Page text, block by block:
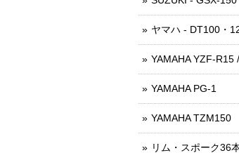
ヤマハ - DT100・
YAMAHA YZF-R15
YAMAHA PG-1
YAMAHA TZM150
リム・スポーク36